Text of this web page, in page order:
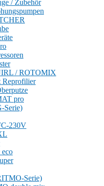
/ Zubehör
/ ROTOMIX
Reprofilier
pro
Serie)
230V
Serie)